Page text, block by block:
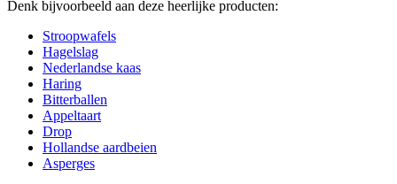
Denk bijvoorbeeld aan deze heerlijke producten:
Stroopwafels
Hagelslag
Nederlandse kaas
Haring
Bitterballen
Appeltaart
Drop
Hollandse aardbeien
Asperges